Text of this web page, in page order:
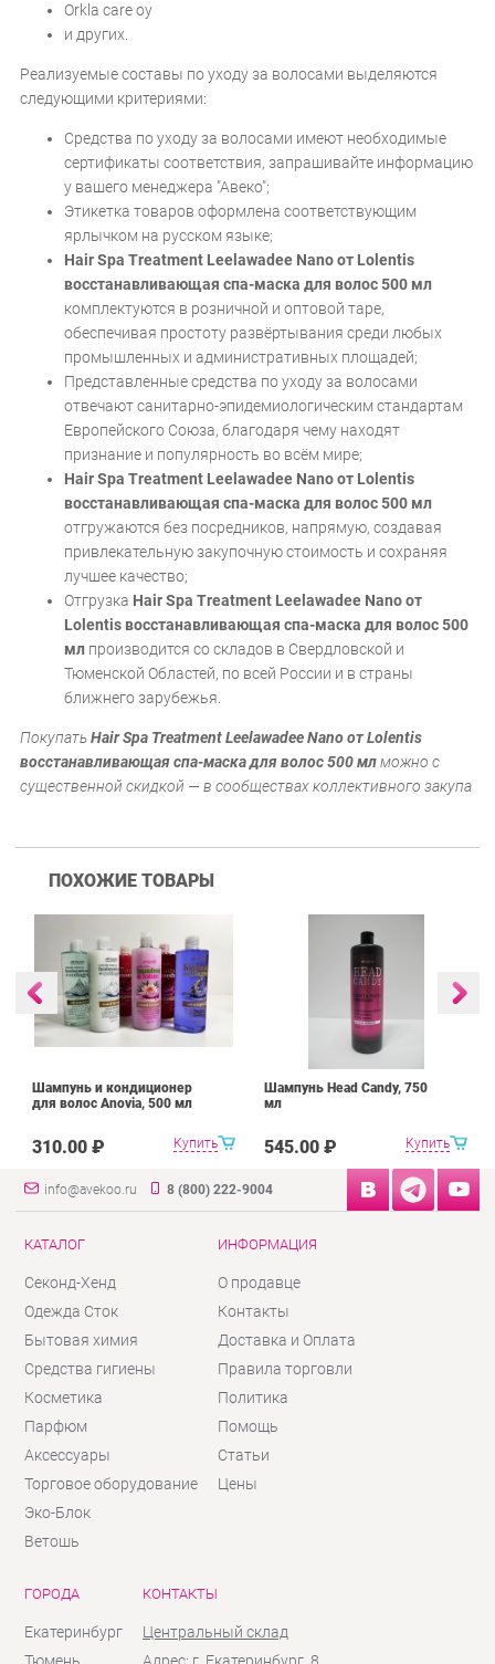
Orkla care oy
и других.
Реализуемые составы по уходу за волосами выделяются
следующими критериями:
Средства по уходу за волосами имеют необходимые
сертификаты соответствия, запрашивайте информацию
у вашего менеджера "Авеко";
Этикетка товаров оформлена соответствующим
ярлычком на русском языке;
Hair Spa Treatment Leelawadee Nano от Lolentis
восстанавливающая спа-маска для волос 500 мл
комплектуются в розничной и оптовой таре,
обеспечивая простоту развёртывания среди любых
промышленных и административных площадей;
Представленные средства по уходу за волосами
отвечают санитарно-эпидемиологическим стандартам
Европейского Союза, благодаря чему находят
признание и популярность во всём мире;
Hair Spa Treatment Leelawadee Nano от Lolentis
восстанавливающая спа-маска для волос 500 мл
отгружаются без посредников, напрямую, создавая
привлекательную закупочную стоимость и сохраняя
лучшее качество;
Отгрузка Hair Spa Treatment Leelawadee Nano от
Lolentis восстанавливающая спа-маска для волос 500
мл производится со складов в Свердловской и
Тюменской Областей, по всей России и в страны
ближнего зарубежья.
ПокупатьHair Spa Treatment Leelawadee Nano от Lolentis
восстанавливающая спа-маска для волос 500 млможно с
существенной скидкой — в сообществах коллективного закупа
ПОХОЖИЕ ТОВАРЫ
Купить
Шампунь и кондиционер
для волос Anovia, 500 мл
310.00 ₽ Купить
Шампунь Head Candy, 750
мл
545.00 ₽
info@avekoo.ru 8 (800) 222-9004
КАТАЛОГ
Секонд-Хенд
Одежда Сток
Бытовая химия
Средства гигиены
Косметика
Парфюм
Аксессуары
Торговое оборудование
Эко-Блок
Ветошь
ИНФОРМАЦИЯ
О продавце
Контакты
Доставка и Оплата
Правила торговли
Политика
Помощь
Статьи
Цены
ГОРОДА
Екатеринбург
Тюмень
КОНТАКТЫ
Центральный склад
Адрес: г. Екатеринбург, 8